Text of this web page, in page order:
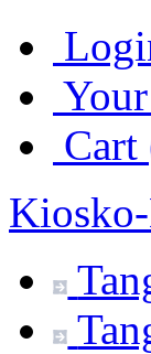
Cart
Kiosko